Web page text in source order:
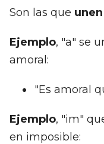
Son las que
Ejemplo, "a" se
amoral:
"Es amoral
Ejemplo, "im"
en imposible: